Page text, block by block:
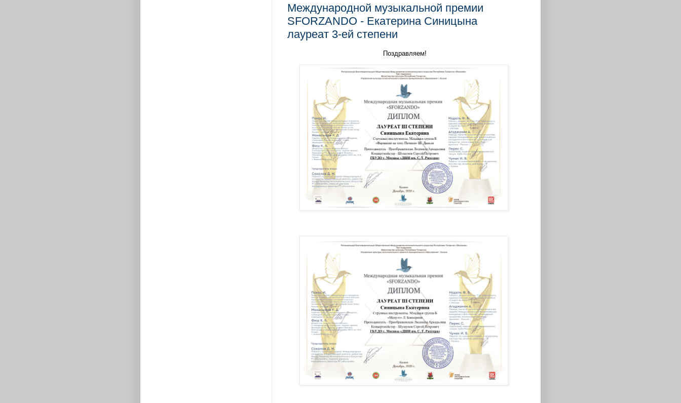
Международной музыкальной премии
SFORZANDO - Екатерина Синицына
лауреат 3-ей степени
Поздравляем!